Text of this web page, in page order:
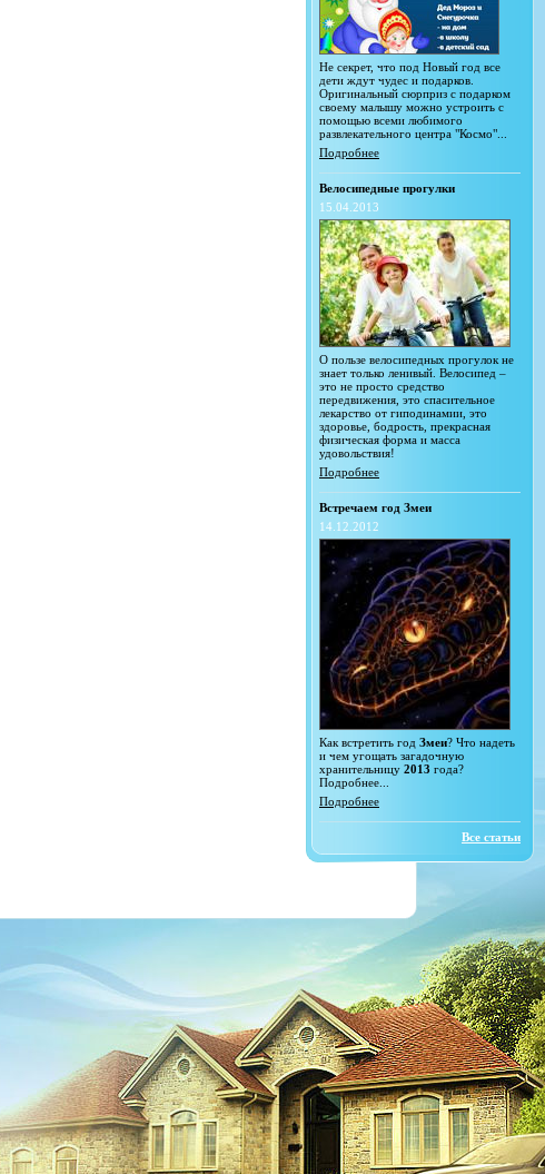
Не секрет, что под Новый год все
дети ждут чудес и подарков.
Оригинальный сюрприз с подарком
своему малышу можно устроить с
помощью всеми любимого
развлекательного центра "Космо"...
Подробнее
Велосипедные прогулки
15.04.2013
О пользе велосипедных прогулок не
знает только ленивый. Велосипед –
это не просто средство
передвижения, это спасительное
лекарство от гиподинамии, это
здоровье, бодрость, прекрасная
физическая форма и масса
удовольствия!
Подробнее
Встречаем год Змеи
14.12.2012
Как встретить год Змеи? Что надеть
и чем угощать загадочную
хранительницу 2013 года?
Подробнее...
Подробнее
Все статьи